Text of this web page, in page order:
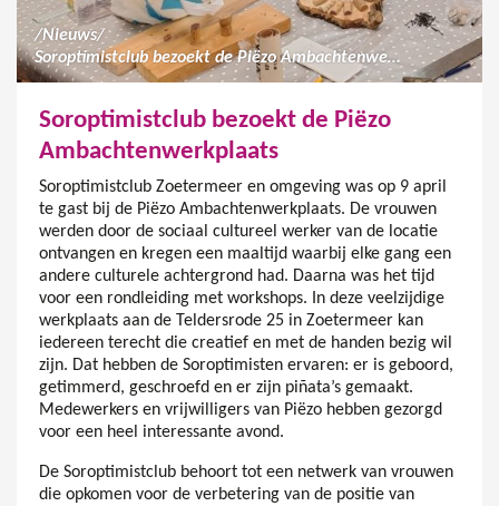
/Nieuws/
Soroptimistclub bezoekt de Piëzo Ambachtenwerkplaats
Soroptimistclub bezoekt de Piëzo
Ambachtenwerkplaats
Soroptimistclub Zoetermeer en omgeving was op 9 april
te gast bij de Piëzo Ambachtenwerkplaats. De vrouwen
werden door de sociaal cultureel werker van de locatie
ontvangen en kregen een maaltijd waarbij elke gang een
andere culturele achtergrond had. Daarna was het tijd
voor een rondleiding met workshops. In deze veelzijdige
werkplaats aan de Teldersrode 25 in Zoetermeer kan
iedereen terecht die creatief en met de handen bezig wil
zijn. Dat hebben de Soroptimisten ervaren: er is geboord,
getimmerd, geschroefd en er zijn piñata’s gemaakt.
Medewerkers en vrijwilligers van Piëzo hebben gezorgd
voor een heel interessante avond.
De Soroptimistclub behoort tot een netwerk van vrouwen
die opkomen voor de verbetering van de positie van